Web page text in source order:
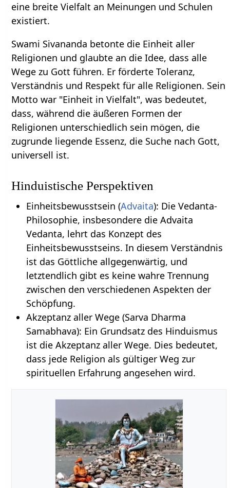
eine breite Vielfalt an Meinungen und Schulen
existiert.
Swami Sivananda betonte die Einheit aller
Religionen und glaubte an die Idee, dass alle
Wege zu Gott führen. Er förderte Toleranz,
Verständnis und Respekt für alle Religionen. Sein
Motto war "Einheit in Vielfalt", was bedeutet,
dass, während die äußeren Formen der
Religionen unterschiedlich sein mögen, die
zugrunde liegende Essenz, die Suche nach Gott,
universell ist.
Hinduistische Perspektiven
Einheitsbewusstsein (Advaita): Die Vedanta-
Philosophie, insbesondere die Advaita
Vedanta, lehrt das Konzept des
Einheitsbewusstseins. In diesem Verständnis
ist das Göttliche allgegenwärtig, und
letztendlich gibt es keine wahre Trennung
zwischen den verschiedenen Aspekten der
Schöpfung.
Akzeptanz aller Wege (Sarva Dharma
Samabhava): Ein Grundsatz des Hinduismus
ist die Akzeptanz aller Wege. Dies bedeutet,
dass jede Religion als gültiger Weg zur
spirituellen Erfahrung angesehen wird.